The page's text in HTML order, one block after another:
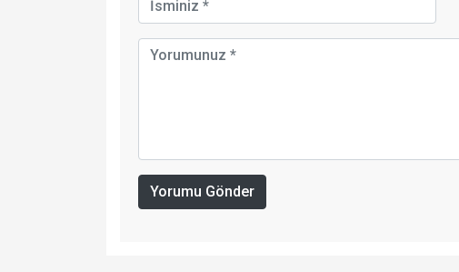
Yorumu Gönder